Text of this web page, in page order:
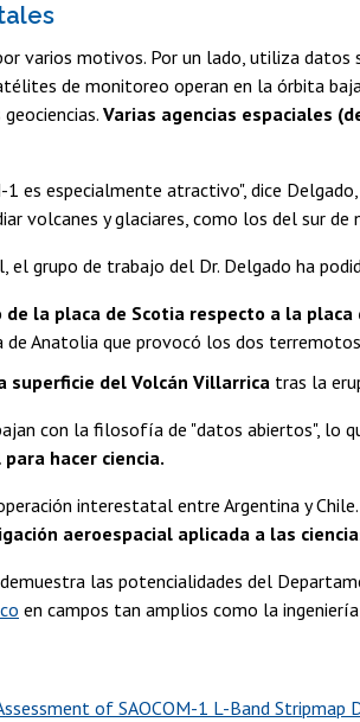
varios motivos. Por un lado, utiliza
de monitoreo operan en la órbita
Varias agencias espaciales
1 es especialmente atractivo", dice
volcanes y glaciares, como los del sur de
grupo de trabajo del Dr. Delgado ha
la placa de Scotia respecto a la placa
de Anatolia que provocó los dos
superficie del Volcán Villarrica tras la
con la filosofía de "datos abiertos", lo
hacer ciencia.
interestatal entre Argentina y
aeroespacial aplicada a las
las potencialidades del
en campos tan amplios como la
of SAOCOM-1 L-Band